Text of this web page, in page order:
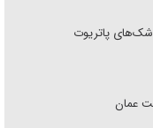
پاتریوت
عمان